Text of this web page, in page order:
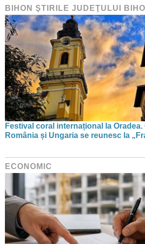
BIHON ŞTIRILE JUDEŢULUI
Festival coral internațional la
România și Ungaria se reunesc la
ECONOMIC